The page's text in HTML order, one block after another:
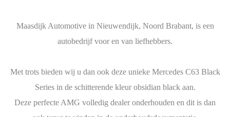
Maasdijk Automotive in Nieuwendijk, Noord Brabant, is een
autobedrijf voor en van liefhebbers.
Met trots bieden wij u dan ook deze unieke Mercedes C63 Black
Series in de schitterende kleur obsidian black aan.
Deze perfecte AMG volledig dealer onderhouden en dit is dan